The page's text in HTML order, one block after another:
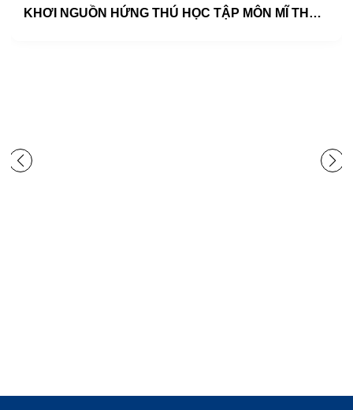
KHƠI NGUỒN HỨNG THÚ HỌC TẬP MÔN MĨ THUẬT CHO HỌC SINH TRUNG HỌC CƠ SỞ THEO HƯỚNG PHÁT TRIỂN NĂNG LỰC